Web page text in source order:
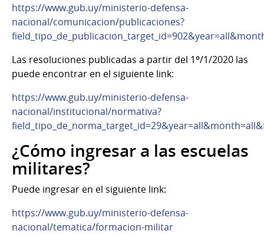
https://www.gub.uy/ministerio-defensa-
nacional/comunicacion/publicaciones?
Las resoluciones publicadas a partir del 1º/1/2020 las
puede encontrar en el siguiente link:
https://www.gub.uy/ministerio-defensa-
nacional/institucional/normativa?
¿Cómo ingresar a las escuelas
militares?
Puede ingresar en el siguiente link:
https://www.gub.uy/ministerio-defensa-
nacional/tematica/formacion-militar